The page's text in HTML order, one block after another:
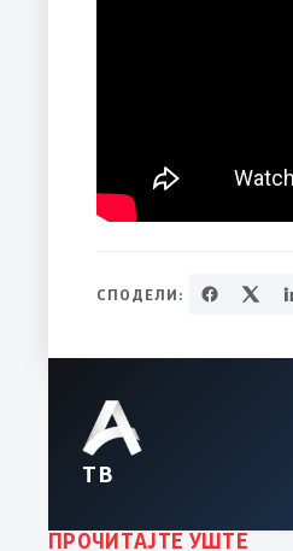
СПОДЕЛИ:
ТВ
ПРОЧИТАЈТЕ УШТЕ